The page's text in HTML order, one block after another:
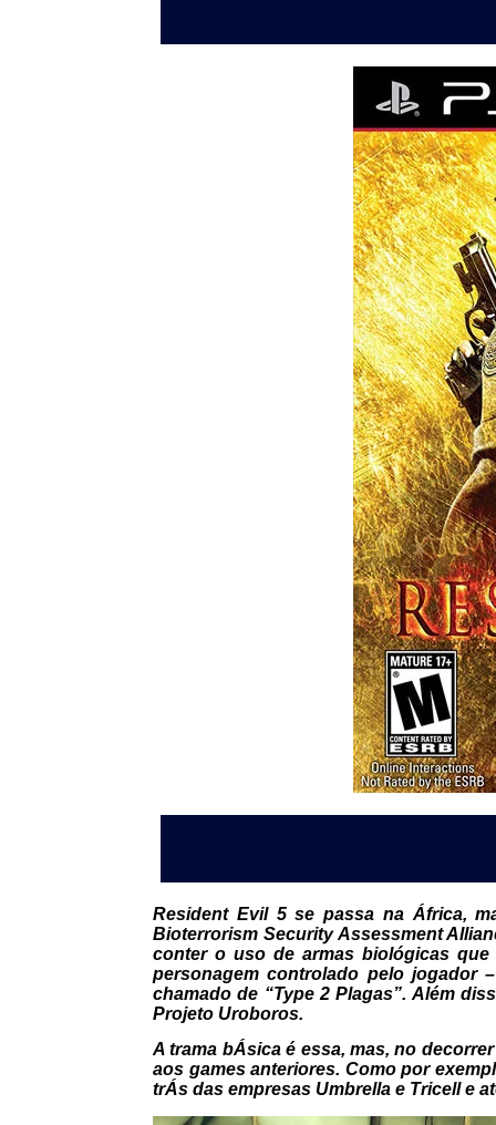
Resident Evil 5 se passa na África,
Bioterrorism Security Assessment
conter o uso de armas biológicas
personagem controlado pelo jogador
chamado de “Type 2 Plagas”. Além
Projeto Uroboros.
A trama bÁsica é essa, mas, no
aos games anteriores. Como por
trÁs das empresas Umbrella e Tricell e